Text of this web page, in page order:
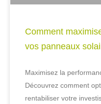
Comment
vos panneaux
Maximisez la
Découvrez comment
rentabiliser votre